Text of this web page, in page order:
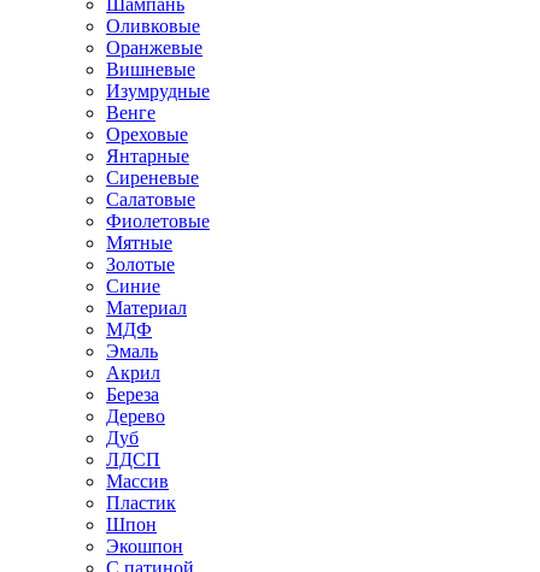
Шампань
Оливковые
Оранжевые
Вишневые
Изумрудные
Венге
Ореховые
Янтарные
Сиреневые
Салатовые
Фиолетовые
Мятные
Золотые
Синие
Материал
МДФ
Эмаль
Акрил
Береза
Дерево
Дуб
ЛДСП
Массив
Пластик
Шпон
Экошпон
С патиной